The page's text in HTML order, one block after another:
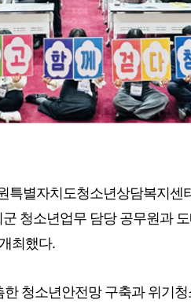
특별자치도청소년상담복지센
청소년업무 담당 공무원과
최했다.
청소년안전망 구축과 위기